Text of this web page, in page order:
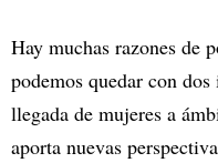
Hay muchas razones de
podemos quedar con
llegada de mujeres a
aporta nuevas